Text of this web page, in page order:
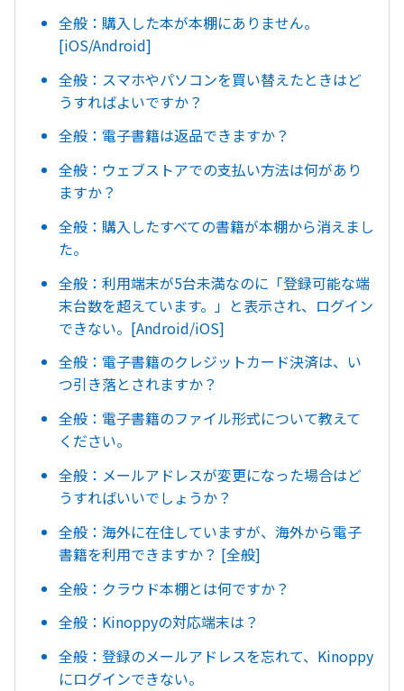
全般：購入した本が本棚にありません。
[iOS/Android]
全般：スマホやパソコンを買い替えたときはど
うすればよいですか？
全般：電子書籍は返品できますか？
全般：ウェブストアでの支払い方法は何があり
ますか？
全般：購入したすべての書籍が本棚から消えまし
た。
全般：利用端末が5台未満なのに「登録可能な端
末台数を超えています。」と表示され、ログイン
できない。[Android/iOS]
全般：電子書籍のクレジットカード決済は、い
つ引き落とされますか？
全般：電子書籍のファイル形式について教えて
ください。
全般：メールアドレスが変更になった場合はど
うすればいいでしょうか？
全般：海外に在住していますが、海外から電子
書籍を利用できますか？ [全般]
全般：クラウド本棚とは何ですか？
全般：Kinoppyの対応端末は？
全般：登録のメールアドレスを忘れて、Kinoppy
にログインできない。